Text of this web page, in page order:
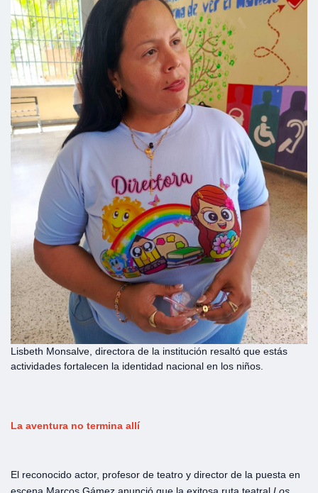
Lisbeth Monsalve, directora de la institución resaltó que estás
actividades fortalecen la identidad nacional en los niños.
La aventura no termina allí
El reconocido actor, profesor de teatro y director de la puesta en
escena Marcos Gámez anunció que la exitosa ruta teatral Los